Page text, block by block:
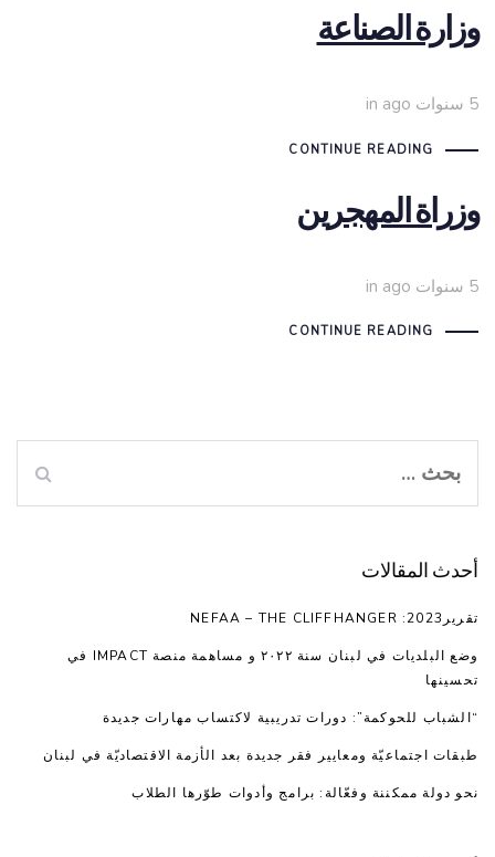
وزارة الصناعة
5 سنوات ago
CONTINUE READING
وزراة المهجرين
5 سنوات ago
CONTINUE READING
أحدث المقالات
تقرير2023: NEFAA – THE CLIFFHANGER
وضع البلديات في لبنان سنة ٢٠٢٢ و مساهمة منصة IMPACT في
تحسينها
“الشباب للحوكمة”: دورات تدريبية لاكتساب مهارات جديدة
طبقات اجتماعيّة ومعايير فقر جديدة بعد الأزمة الاقتصاديّة في لبنان
نحو دولة ممكننة وفعّالة: برامج وأدوات طوّرها الطلاب